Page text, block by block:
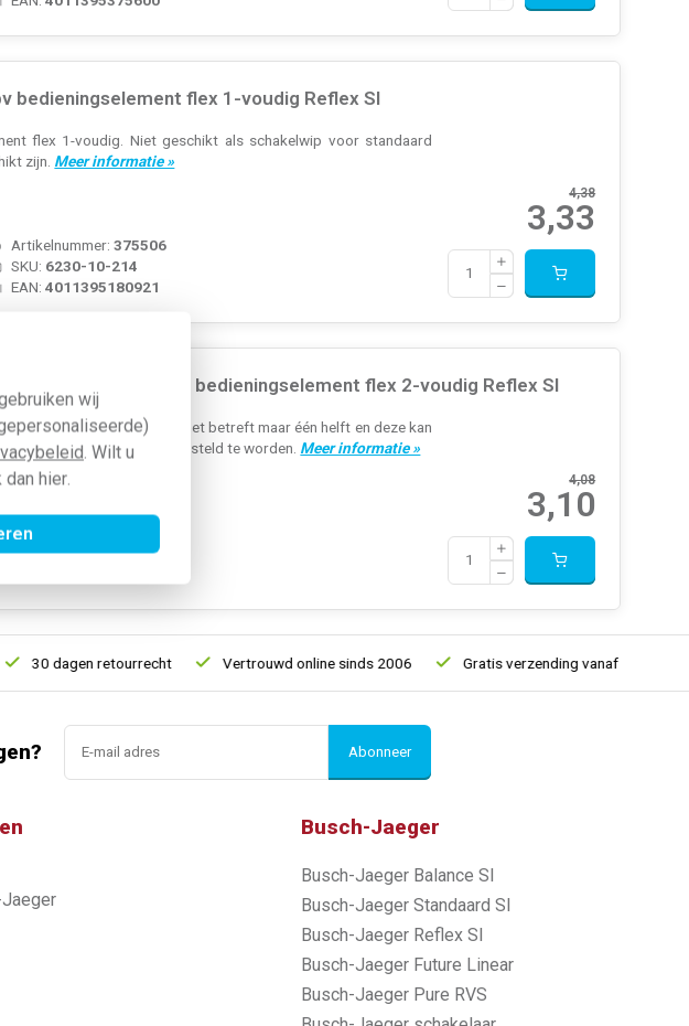
wij
. Wilt u
dan hier.
bedieningselement flex 1-voudig Reflex SI
flex 1-voudig. Niet geschikt als schakelwip voor standaard
zijn. Meer informatie »
4,38
3,33
Artikelnummer:375506
SKU: 6230-10-214
EAN:4011395180921
zonder opdruk tbv bedieningselement flex 2-voudig Reflex SI
flex 2-voudig. Let op, het betreft maar één helft en deze kan
zijn dan dienen er 2 besteld te worden. Meer informatie »
4,08
3,10
Artikelnummer:
SKU:6230-20-214
30 dagen retourrecht Vertrouwd online sinds 2006 Gratis verzending vanaf € 150
Abonneer
Busch-Jaeger
Busch-Jaeger Balance SI
Busch-Jaeger Standaard SI
Busch-Jaeger Reflex SI
Busch-Jaeger Future Linear
Busch-Jaeger Pure RVS